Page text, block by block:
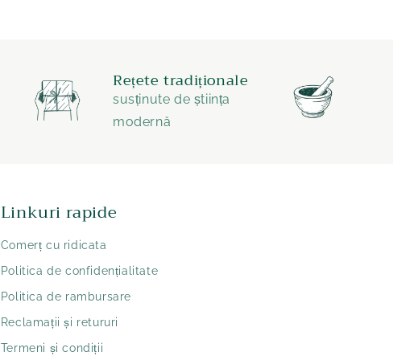
Rețete tradiționale
susținute de știința
modernă
Linkuri rapide
Comerț cu ridicata
Politica de confidențialitate
Politica de rambursare
Reclamații și retururi
Termeni și condiții